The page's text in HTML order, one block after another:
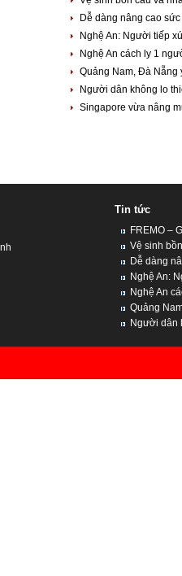
Dễ dàng nâng cao
Nghệ An: Người tiếp
Nghệ An cách ly 1
Quảng Nam, Đà
Người dân không lo
Singapore vừa nâng
Tin tức
FREMO –
Vệ sinh
Dễ dàng
Nghệ An:
Nghệ An
Quảng
Người dân